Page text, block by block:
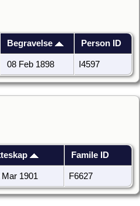
Begravelse Person ID
08 Feb 1898 I4597
Famile ID
Mar 1901 F6627